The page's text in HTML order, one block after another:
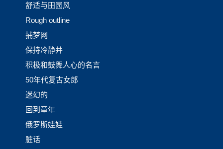
舒适与田园风
Rough outline
捕梦网
保持冷静并
积极和鼓舞人心的名言
50年代复古女郎
迷幻的
回到童年
俄罗斯娃娃
脏话